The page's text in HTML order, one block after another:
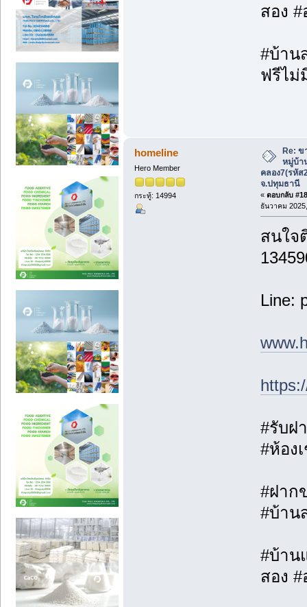
สอง
#บ้าน
ฟรีไม่
homeline
Hero Member
กระทู้: 14994
Re: ข
หมู่บ้า
คลอง7(รหัส
จ.ปทุมธานี
« ตอบกลับ
ธันวาคม
สนใจ
Line:
#รับฝ
#ห้อง
#ฝาก
#บ้าน
#บ้าน
สอง